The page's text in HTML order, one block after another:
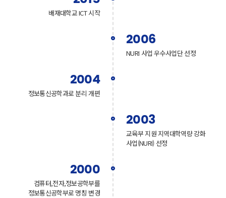
배재대학교 ICT 시작
2006
NURI 사업 우수사업단 선정
2004
정보통신공학과로 분리 개편
2003
교육부 지원 지역대학역량 강화
사업(NURI) 선정
2000
컴퓨터,전자,정보공학부를
정보통신공학부로 명칭 변경